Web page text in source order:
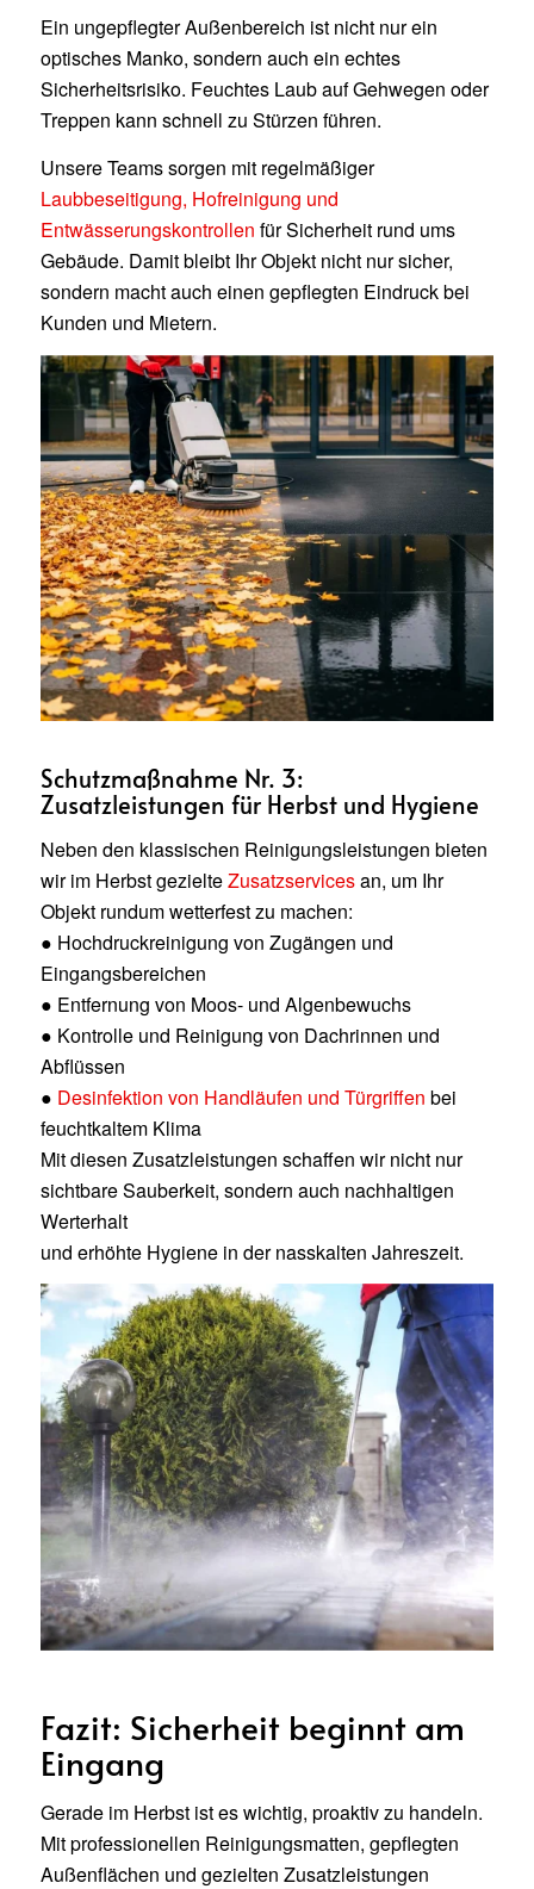
Ein ungepflegter Außenbereich ist nicht nur ein
optisches Manko, sondern auch ein echtes
Sicherheitsrisiko. Feuchtes Laub auf Gehwegen oder
Treppen kann schnell zu Stürzen führen.
Unsere Teams sorgen mit regelmäßiger
Laubbeseitigung, Hofreinigung und
Entwässerungskontrollen für Sicherheit rund ums
Gebäude. Damit bleibt Ihr Objekt nicht nur sicher,
sondern macht auch einen gepflegten Eindruck bei
Kunden und Mietern.
Schutzmaßnahme Nr. 3:
Zusatzleistungen für Herbst und Hygiene
Neben den klassischen Reinigungsleistungen bieten
wir im Herbst gezielteZusatzservicesan, um Ihr
Objekt rundum wetterfest zu machen:
● Hochdruckreinigung von Zugängen und
Eingangsbereichen
● Entfernung von Moos- und Algenbewuchs
● Kontrolle und Reinigung von Dachrinnen und
Abflüssen
● Desinfektion von Handläufen und Türgriffen bei
feuchtkaltem Klima
Mit diesen Zusatzleistungen schaffen wir nicht nur
sichtbare Sauberkeit, sondern auch nachhaltigen
Werterhalt
und erhöhte Hygiene in der nasskalten Jahreszeit.
Fazit: Sicherheit beginnt am
Eingang
Gerade im Herbst ist es wichtig, proaktiv zu handeln.
Mit professionellen Reinigungsmatten, gepflegten
Außenflächen und gezielten Zusatzleistungen